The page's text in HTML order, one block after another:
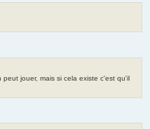
jouer, mais si cela existe c'est qu'il